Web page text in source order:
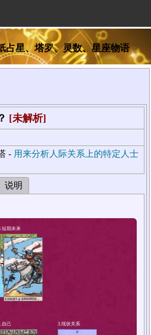
占星、塔罗、灵数、星座物语
[未解析]
- 用来分析人际关系上的特定人士
说明